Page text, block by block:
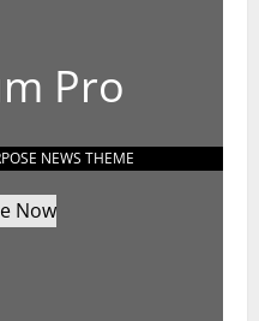
Pro
NEWS THEME
Now